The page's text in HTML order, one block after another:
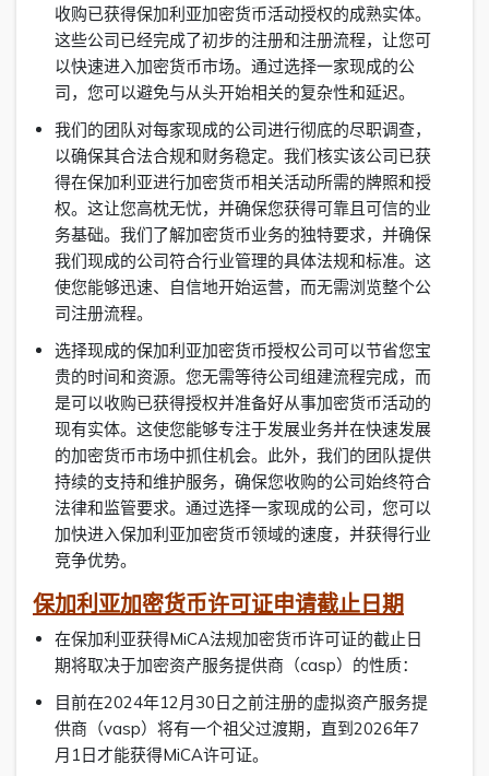
收购已获得保加利亚加密货币活动授权的成熟实体。
这些公司已经完成了初步的注册和注册流程，让您可
以快速进入加密货币市场。通过选择一家现成的公
司，您可以避免与从头开始相关的复杂性和延迟。
我们的团队对每家现成的公司进行彻底的尽职调查，
以确保其合法合规和财务稳定。我们核实该公司已获
得在保加利亚进行加密货币相关活动所需的牌照和授
权。这让您高枕无忧，并确保您获得可靠且可信的业
务基础。我们了解加密货币业务的独特要求，并确保
我们现成的公司符合行业管理的具体法规和标准。这
使您能够迅速、自信地开始运营，而无需浏览整个公
司注册流程。
选择现成的保加利亚加密货币授权公司可以节省您宝
贵的时间和资源。您无需等待公司组建流程完成，而
是可以收购已获得授权并准备好从事加密货币活动的
现有实体。这使您能够专注于发展业务并在快速发展
的加密货币市场中抓住机会。此外，我们的团队提供
持续的支持和维护服务，确保您收购的公司始终符合
法律和监管要求。通过选择一家现成的公司，您可以
加快进入保加利亚加密货币领域的速度，并获得行业
竞争优势。
保加利亚加密货币许可证申请截止日期
在保加利亚获得MiCA法规加密货币许可证的截止日
期将取决于加密资产服务提供商（casp）的性质：
目前在2024年12月30日之前注册的虚拟资产服务提
供商（vasp）将有一个祖父过渡期，直到2026年7
月1日才能获得MiCA许可证。